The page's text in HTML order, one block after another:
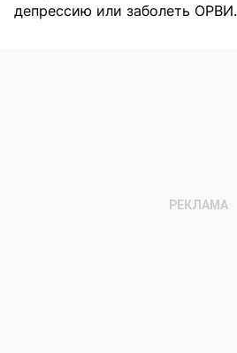
депрессию или заболеть ОРВИ.